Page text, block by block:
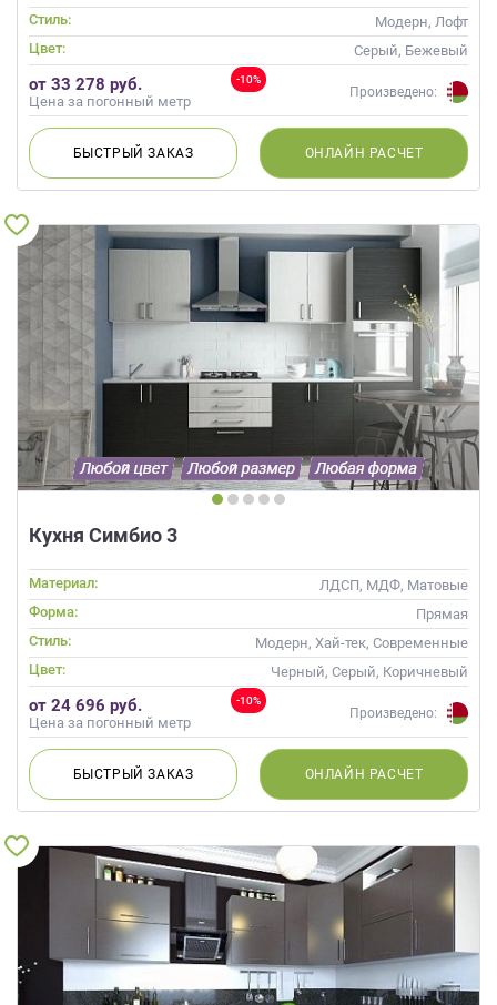
Стиль:
Модерн, Лофт
Цвет:
Серый, Бежевый
-10%
от 33 278 руб.
Цена за погонный метр
Произведено:
БЫСТРЫЙЗАКАЗ ОНЛАЙН РАСЧЕТ
Кухня Симбио 3
Материал:
ЛДСП, МДФ, Матовые
Форма:
Прямая
Стиль:
Модерн, Хай-тек, Современные
Цвет:
Черный, Серый, Коричневый
-10%
от 24 696 руб.
Цена за погонный метр
Произведено:
БЫСТРЫЙЗАКАЗ ОНЛАЙН РАСЧЕТ